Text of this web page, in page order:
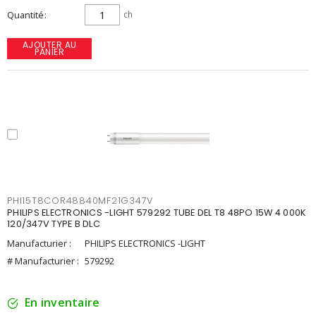
Quantité ch
AJOUTER AU
PANIER
PHI15T8COR48840MF21G347V
PHILIPS ELECTRONICS -LIGHT 579292 TUBE DEL T8 48PO 15W 4 000K
120/347V TYPE B DLC
Manufacturier :
PHILIPS ELECTRONICS -LIGHT
# Manufacturier : 579292
En inventaire